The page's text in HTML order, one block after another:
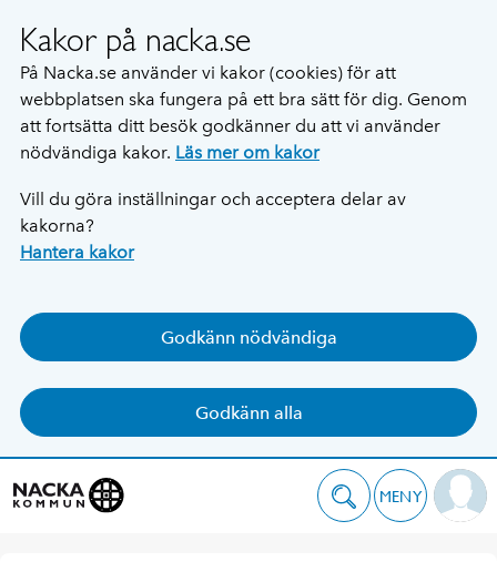
Kakor på nacka.se
På Nacka.se använder vi kakor (cookies) för att
webbplatsen ska fungera på ett bra sätt för dig. Genom
att fortsätta ditt besök godkänner du att vi använder
nödvändiga kakor. Läs mer om kakor
Vill du göra inställningar och acceptera delar av
kakorna?
Hantera kakor
Godkänn nödvändiga
Godkänn alla
MENY